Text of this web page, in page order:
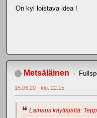
On kyl loistava idea !
Metsäläinen
15.06.20 - klo: 22.15
Lainaus käyttäjältä: